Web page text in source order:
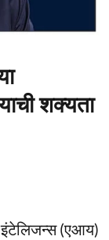
शक्यता
इंटेलिजन्स (एआय)